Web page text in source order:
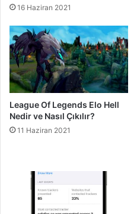
16 Haziran 2021
League Of Legends Elo Hell
Nedir ve Nasıl Çıkılır?
11 Haziran 2021